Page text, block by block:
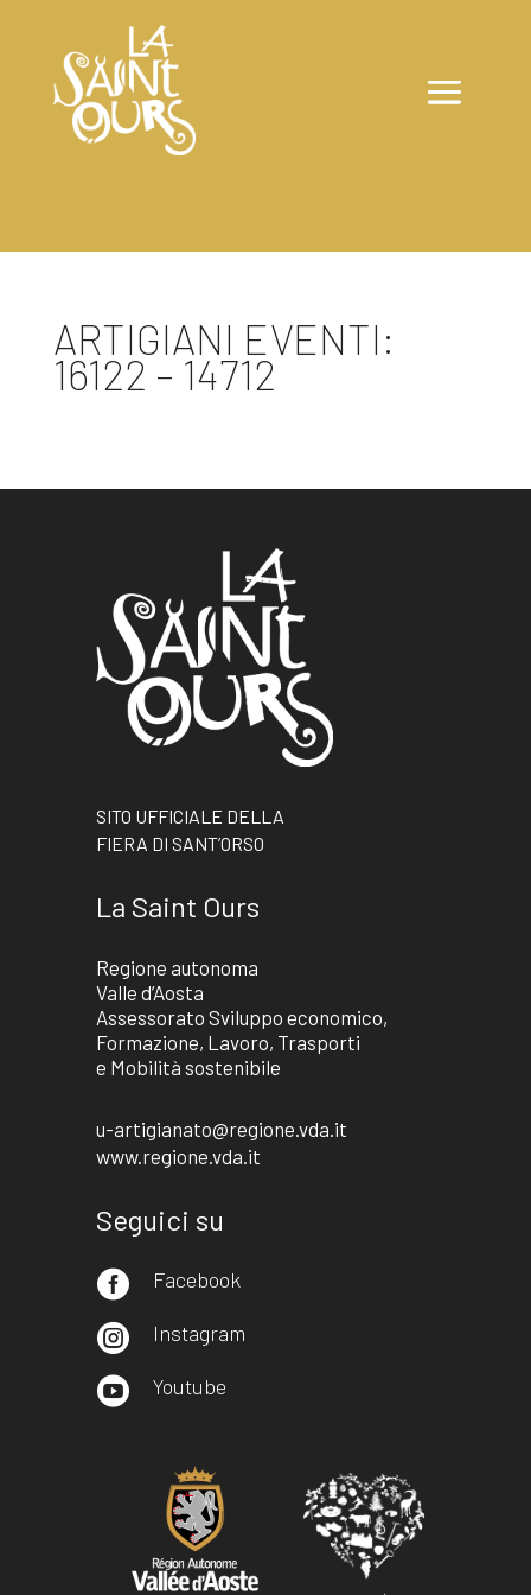
ARTIGIANI EVENTI:
16122 – 14712
SITO UFFICIALE DELLA
FIERA DI SANT’ORSO
La Saint Ours
Regione autonoma
Valle d’Aosta
Assessorato Sviluppo economico,
Formazione, Lavoro, Trasporti
e Mobilità sostenibile
u-artigianato@regione.vda.it
www.regione.vda.it
Seguici su
 Facebook
 Instagram
 Youtube